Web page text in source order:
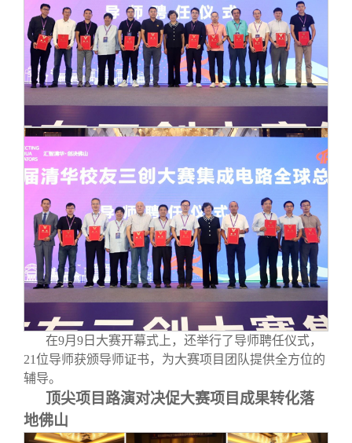
在9月9日大赛开幕式上，还举行了导师聘任仪式，
21位导师获颁导师证书，为大赛项目团队提供全方位的
辅导。
顶尖项目路演对决促大赛项目成果转化落
地佛山